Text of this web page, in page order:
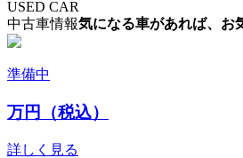
USED CAR
中古車情報気になる車があれば、お
準備中
万円（税込）
詳しく見る